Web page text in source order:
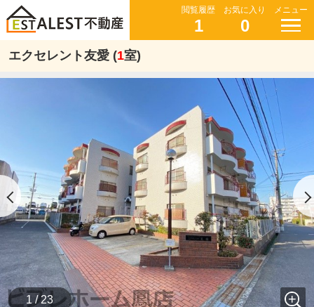
閲覧履歴
1
お気に入り
0
メニュー
エクセレント友愛 (1室)
1 / 23